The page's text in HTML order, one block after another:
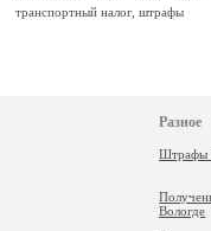
транспортный налог,штрафы
Разное
Штрафы
Вологде